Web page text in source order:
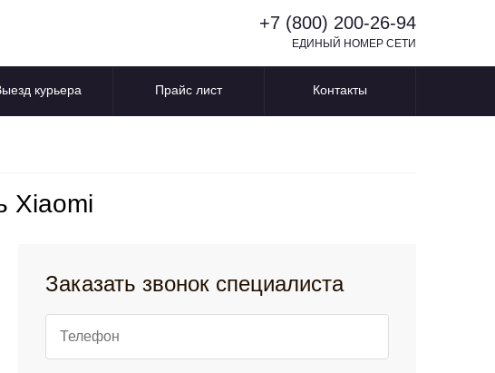
+7 (800) 200-26-94
ЕДИНЫЙ НОМЕР СЕТИ
курьера Прайс лист Контакты
Xiaomi
Заказать звонок специалиста